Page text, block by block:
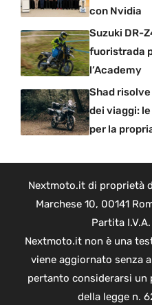
con Nvidia
Suzuki DR-
fuoristrada
l’Academy
Shad
dei viaggi:
per la
Nextmoto.it di proprietà
Marchese 10, 00141
Partita
Nextmoto.it non è una
viene aggiornato senza
pertanto considerarsi
della legge n.